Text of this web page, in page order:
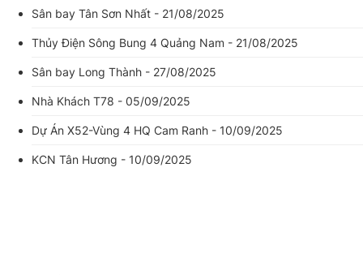
Sân bay Tân Sơn Nhất - 21/08/2025
Thủy Điện Sông Bung 4 Quảng Nam - 21/08/2025
Sân bay Long Thành - 27/08/2025
Nhà Khách T78 - 05/09/2025
Dự Án X52-Vùng 4 HQ Cam Ranh - 10/09/2025
KCN Tân Hương - 10/09/2025